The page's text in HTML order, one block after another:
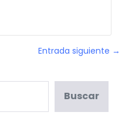
Entrada siguiente →
Buscar